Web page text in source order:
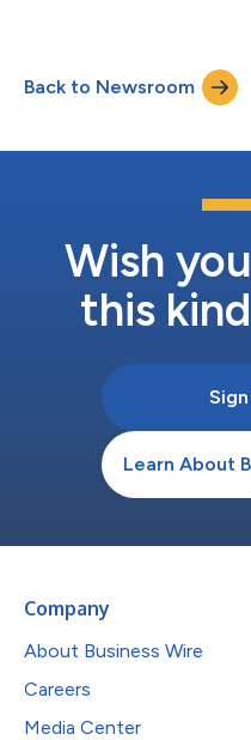
administrados,
operaciones de seguridad
ofrecen una representación
Back to Newsroom
Wish
this
Learn About
Company
About Business Wire
Careers
Media Center